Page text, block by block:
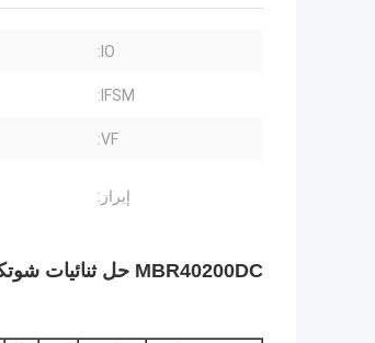
IO:
IFSM:
VF:
إبراز:
MBR40200DC حل ثنائيات شوتكي الحاجز منخفضة التردد لتحقيق أفضل النتائج